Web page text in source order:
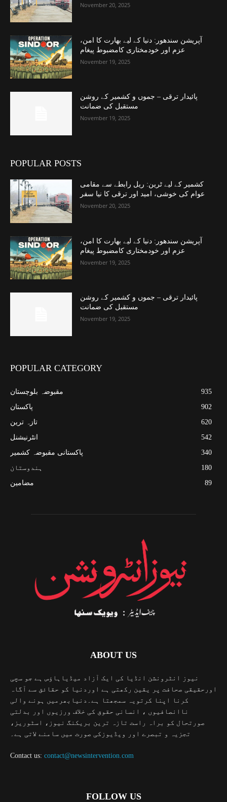
November 20, 2025
آپریشن سندھور: دنیا کے لیے بھارت کا امن،
عزم اور خودمختاری کامضبوط پیغام
November 19, 2025
پائیدار ترقی – جموں و کشمیر کے روشن
مستقبل کی ضمانت
November 19, 2025
POPULAR POSTS
کشمیر کے لیے ٹرین: ریل رابطے سے مقامی
عوام کی خوشی، امید اور ترقی کا نیا سفر
November 20, 2025
آپریشن سندھور: دنیا کے لیے بھارت کا امن،
عزم اور خودمختاری کامضبوط پیغام
November 19, 2025
پائیدار ترقی – جموں و کشمیر کے روشن
مستقبل کی ضمانت
November 19, 2025
POPULAR CATEGORY
مقبوضہ بلوچستان
935
پاکستان
902
تازہ ترین
620
انٹرنیشنل
542
پاکستانی مقبوضہ کشمیر
340
ہندوستان
180
مضامین
89
ABOUT US
نیوز انٹرونشن انڈیا کی ایک آزاد میڈیاہاؤس ہے جو سچی
اورحقیقی صحافت پر یقین رکھتی ہے اوردنیا کو حقائق سے آگاہ
کرنا اپنا کرتویہ سمجھتا ہے۔دنیابھرمیں ہونے والی
ناانصافیوں ، انسانی حقوق کی خلاف ورزیوں اور بدلتی
صورتحال کو براہ راست تازہ ترین بریکنگ نیوز، اسٹوریز،
تجزیہ و تبصرے اور ویڈیوزکی صورت میں سامنے لاتی ہے۔
Contact us: contact@newsintervention.com
FOLLOW US